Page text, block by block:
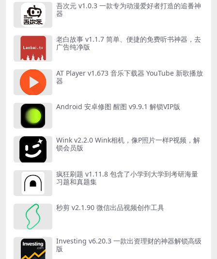
吾次元 v1.0.3 一款专为动漫爱好者打造的追番神
器
老白故事 v1.1.7 简单、便捷的免费听书神器，去
广告纯净版
AT Player v1.673 音乐下载器 YouTube 新歌播放
器
Android 安卓修图 醒图 v9.9.1 解锁VIP版
Wink v2.2.0 Wink相机，像P照片一样P视频，解
锁会员版
疯狂刷题 v1.11.8 包含了小学到大学到考研海量
习题和真题集
秒剪 v2.1.90 微信出品视频创作工具
Investing v6.20.3 一款出资理财的神器解锁高级
版